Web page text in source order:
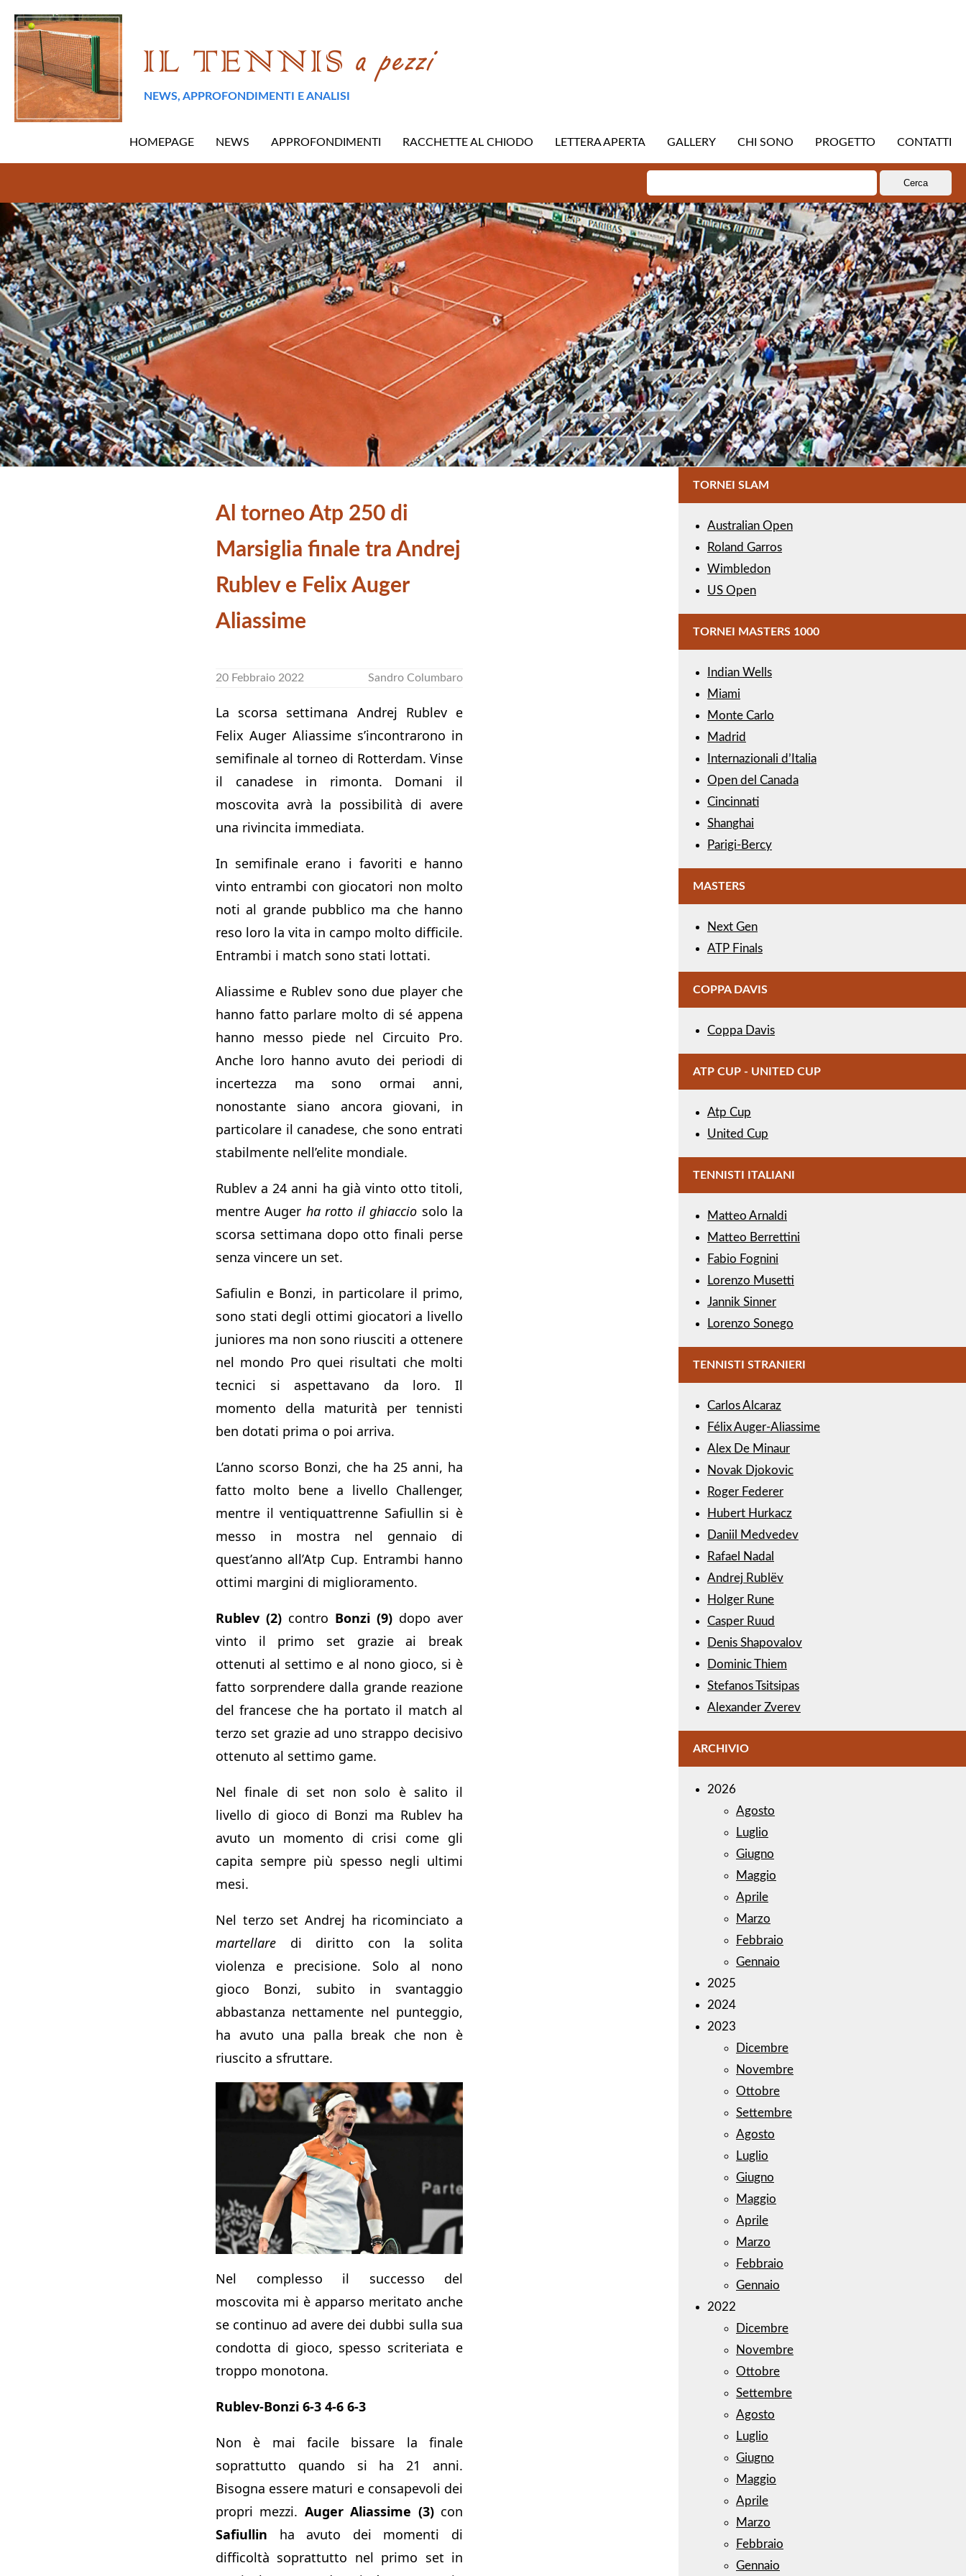
NEWS, APPROFONDIMENTI E ANALISI
HOMEPAGE NEWS APPROFONDIMENTI RACCHETTE AL CHIODO LETTERA APERTA GALLERY CHI SONO PROGETTO CONTATTI
per:
Al torneo Atp 250 di
Marsiglia finale tra Andrej
Rublev e Felix Auger
Aliassime
20 Febbraio 2022 Sandro Columbaro
La scorsa settimana Andrej Rublev e
Felix Auger Aliassime s’incontrarono in
semifinale al torneo di Rotterdam. Vinse
il canadese in rimonta. Domani il
moscovita avrà la possibilità di avere
una rivincita immediata.
In semifinale erano i favoriti e hanno
vinto entrambi con giocatori non molto
noti al grande pubblico ma che hanno
reso loro la vita in campo molto difficile.
Entrambi i match sono stati lottati.
Aliassime e Rublev sono due player che
hanno fatto parlare molto di sé appena
hanno messo piede nel Circuito Pro.
Anche loro hanno avuto dei periodi di
incertezza ma sono ormai anni,
nonostante siano ancora giovani, in
particolare il canadese, che sono entrati
stabilmente nell’elite mondiale.
Rublev a 24 anni ha già vinto otto titoli,
mentre Auger ha rotto il ghiaccio solo la
scorsa settimana dopo otto finali perse
senza vincere un set.
Safiulin e Bonzi, in particolare il primo,
sono stati degli ottimi giocatori a livello
juniores ma non sono riusciti a ottenere
nel mondo Pro quei risultati che molti
tecnici si aspettavano da loro. Il
momento della maturità per tennisti
ben dotati prima o poi arriva.
L’anno scorso Bonzi, che ha 25 anni, ha
fatto molto bene a livello Challenger,
mentre il ventiquattrenne Safiullin si è
messo in mostra nel gennaio di
quest’anno all’Atp Cup. Entrambi hanno
ottimi margini di miglioramento.
Rublev (2) contro Bonzi (9) dopo aver
vinto il primo set grazie ai break
ottenuti al settimo e al nono gioco, si è
fatto sorprendere dalla grande reazione
del francese che ha portato il match al
terzo set grazie ad uno strappo decisivo
ottenuto al settimo game.
Nel finale di set non solo è salito il
livello di gioco di Bonzi ma Rublev ha
avuto un momento di crisi come gli
capita sempre più spesso negli ultimi
mesi.
Nel terzo set Andrej ha ricominciato a
martellare di diritto con la solita
violenza e precisione. Solo al nono
gioco Bonzi, subito in svantaggio
abbastanza nettamente nel punteggio,
ha avuto una palla break che non è
riuscito a sfruttare.
Nel complesso il successo del
moscovita mi è apparso meritato anche
se continuo ad avere dei dubbi sulla sua
condotta di gioco, spesso scriteriata e
troppo monotona.
Rublev-Bonzi 6-3 4-6 6-3
Non è mai facile bissare la finale
soprattutto quando si ha 21 anni.
Bisogna essere maturi e consapevoli dei
propri mezzi. Auger Aliassime (3)con
Safiullin ha avuto dei momenti di
difficoltà soprattutto nel primo set in
TORNEI SLAM
Australian Open
Roland Garros
Wimbledon
US Open
TORNEI MASTERS 1000
Indian Wells
Miami
Monte Carlo
Madrid
Internazionali d’Italia
Open del Canada
Cincinnati
Shanghai
Parigi-Bercy
MASTERS
Next Gen
ATP Finals
COPPA DAVIS
Coppa Davis
ATP CUP - UNITED CUP
Atp Cup
United Cup
TENNISTI ITALIANI
Matteo Arnaldi
Matteo Berrettini
Fabio Fognini
Lorenzo Musetti
Jannik Sinner
Lorenzo Sonego
TENNISTI STRANIERI
Carlos Alcaraz
Félix Auger-Aliassime
Alex De Minaur
Novak Djokovic
Roger Federer
Hubert Hurkacz
Daniil Medvedev
Rafael Nadal
Andrej Rublëv
Holger Rune
Casper Ruud
Denis Shapovalov
Dominic Thiem
Stefanos Tsitsipas
Alexander Zverev
ARCHIVIO
2026
Agosto
Luglio
Giugno
Maggio
Aprile
Marzo
Febbraio
Gennaio
2025
2024
2023
Dicembre
Novembre
Ottobre
Settembre
Agosto
Luglio
Giugno
Maggio
Aprile
Marzo
Febbraio
Gennaio
2022
Dicembre
Novembre
Ottobre
Settembre
Agosto
Luglio
Giugno
Maggio
Aprile
Marzo
Febbraio
Gennaio